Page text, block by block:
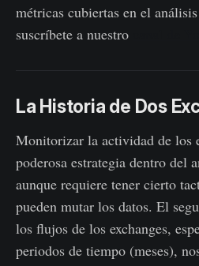
métricas cubiertas en el
suscríbete a nuestro
La Historia de Dos
Monitorizar la actividad de los
poderosa estrategia dentro del
aunque requiere tener cierto
pueden mutar los datos. El
los flujos de los exchanges,
periodos de tiempo (meses),